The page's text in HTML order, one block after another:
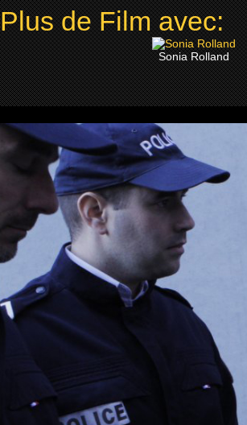
Plus de Film avec:
Sonia Rolland